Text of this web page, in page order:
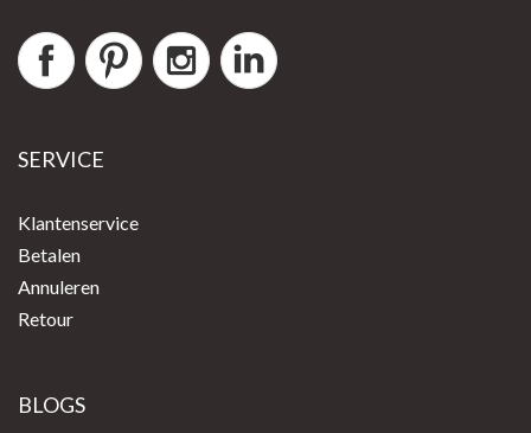
SERVICE
Klantenservice
Betalen
Annuleren
Retour
BLOGS